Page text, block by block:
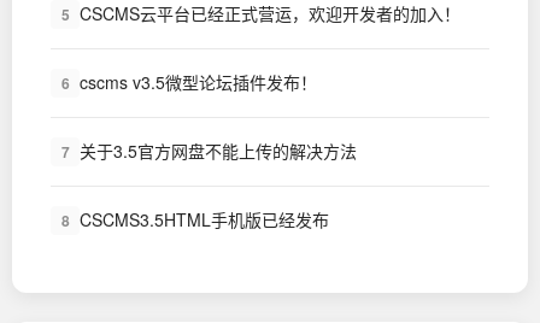
5 CSCMS云平台已经正式营运，欢迎开发者的加入！
6 cscms v3.5微型论坛插件发布！
7 关于3.5官方网盘不能上传的解决方法
8 CSCMS3.5HTML手机版已经发布